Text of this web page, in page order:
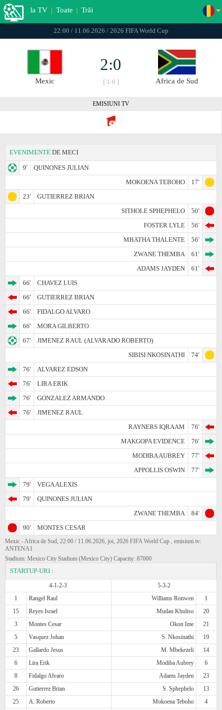
la TV | Toate | Trăi
22:00 / 11.06.2026 / 2026 FIFA World Cup
Mexic
2:0
[ 1:0 ] Africa de Sud
EMISIUNI TV
EVENIMENTE DE MECI
9'
QUINONES JULIAN
MOKOENA TEBOHO
17'
23'
GUTIERREZ BRIAN
SITHOLE SPHEPHELO
50'
FOSTER LYLE
56'
MBATHA THALENTE
56'
ZWANE THEMBA
61'
ADAMS JAYDEN
61'
66'
CHAVEZ LUIS
66'
GUTIERREZ BRIAN
66'
FIDALGO ALVARO
66'
MORA GILBERTO
67'
JIMENEZ RAUL (ALVARADO ROBERTO)
SIBISI NKOSINATHI
74'
76'
ALVAREZ EDSON
76'
LIRA ERIK
76'
GONZALEZ ARMANDO
76'
JIMENEZ RAUL
RAYNERS IQRAAM
76'
MAKGOPA EVIDENCE
76'
MODIBA AUBREY
77'
APPOLLIS OSWIN
77'
79'
VEGA ALEXIS
79'
QUINONES JULIAN
ZWANE THEMBA
84'
90'
MONTES CESAR
Mexic - Africa de Sud, 22:00 / 11.06.2026, joi, 2026 FIFA World Cup , emisiuni tv:
ANTENA1
Stadium: Mexico City Stadium (Mexico City) Capacity: 87000
STARTUP-URI :
4-1-2-3
5-3-2
1
Rangel Raul Williams Ronwen
1
15
Reyes Israel Mudau Khuliso
20
3
Montes Cesar Okon Ime
21
5
Vasquez Johan S. Nkosinathi
19
23
Gallardo Jesus M. Mbekezeli
14
6
Lira Erik Modiba Aubrey
6
8
Fidalgo Alvaro Adams Jayden
23
26
Gutierrez Brian S. Sphephelo
13
25
A. Roberto Mokoena Teboho
4